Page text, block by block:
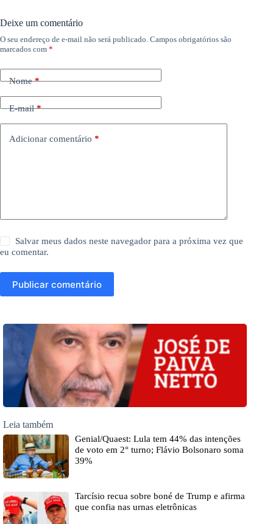
Deixe um comentário
O seu endereço de e-mail não será publicado. Campos obrigatórios são
marcados com *
Nome*
E-mail*
Adicionar comentário *
Salvar meus dados neste navegador para a próxima vez que
eu comentar.
Publicar comentário
Leia também
Genial/Quaest: Lula tem 44% das intenções
de voto em 2° turno; Flávio Bolsonaro soma
39%
Tarcísio recua sobre boné de Trump e afirma
que confia nas urnas eletrônicas